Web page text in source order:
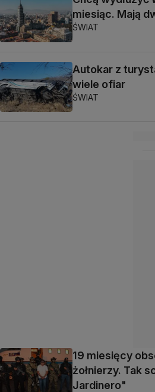
miesiąc. Mają
ŚWIAT
Autokar z
wiele ofiar
ŚWIAT
19 miesięcy
żołnierzy. Tak
Jardinero"